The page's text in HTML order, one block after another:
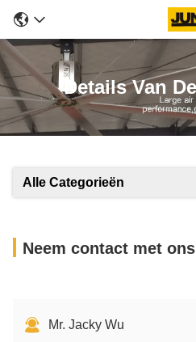
Details Van
Alle Categorieën
Neem contact met
Mr. Jacky Wu